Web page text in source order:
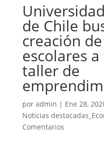
de Chile
creación
escolares
taller de
por admin | Ene 28,
Noticias
Comentarios